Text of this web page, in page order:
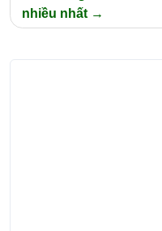
nhiều nhất